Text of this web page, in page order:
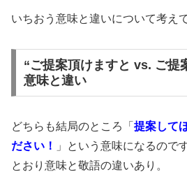
いちおう意味と違いについて考え
“ご提案頂けますと vs. ご提
意味と違い
どちらも結局のところ「 提案して
ださい！
」という意味になるの
とおり意味と敬語の違いあり。